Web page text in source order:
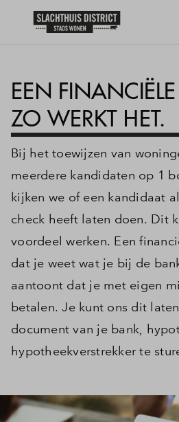
EEN
ZO WERKT HET.
Bij het toewijzen van
meerdere kandidaten op 1
kijken we of een kandidaat
check heeft laten doen. Dit
voordeel werken. Een
dat je weet wat je bij de
aantoont dat je met eigen
betalen. Je kunt ons dit
document van je bank,
hypotheekverstrekker te